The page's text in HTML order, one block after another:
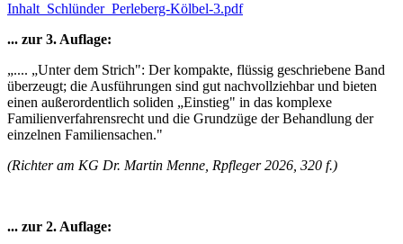
Inhalt_Schlünder_Perleberg-Kölbel-3.pdf
... zur 3. Auflage:
„.... „Unter dem Strich": Der kompakte, flüssig geschriebene Band
überzeugt; die Ausführungen sind gut nachvollziehbar und bieten
einen außerordentlich soliden „Einstieg" in das komplexe
Familienverfahrensrecht und die Grundzüge der Behandlung der
einzelnen Familiensachen."
(Richter am KG Dr. Martin Menne, Rpfleger 2026, 320 f.)
... zur 2. Auflage: